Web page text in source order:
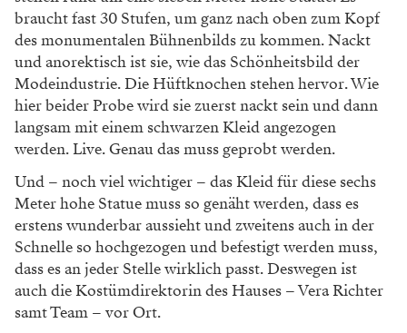
braucht fast 30 Stufen, um ganz nachoben zum Kopf
des monumentalen Bühnenbilds zu kommen. Nackt
und anorektisch ist sie, wie das Schönheitsbild der
Modeindustrie.Die Hüftknochen stehen hervor. Wie
hier beider Probe wird sie zuerst nackt sein und dann
langsam mit einem schwarzen Kleid angezogen
werden. Live. Genaudas muss geprobt werden.
Und – noch viel wichtiger – das Kleid für diese sechs
Meter hohe Statuemuss so genäht werden, dass es
erstens wunderbar aussieht und zweitensauch in der
Schnelle so hochgezogen und befestigt werden muss,
dass esan jeder Stelle wirklichpasst. Deswegen ist
auchdie Kostümdirektorindes Hauses – Vera Richter
samt Team – vor Ort.